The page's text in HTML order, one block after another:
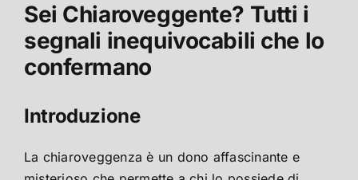
Sei Chiaroveggente? Tutti i
segnali inequivocabili che lo
confermano
Introduzione
La chiaroveggenza è un dono affascinante e